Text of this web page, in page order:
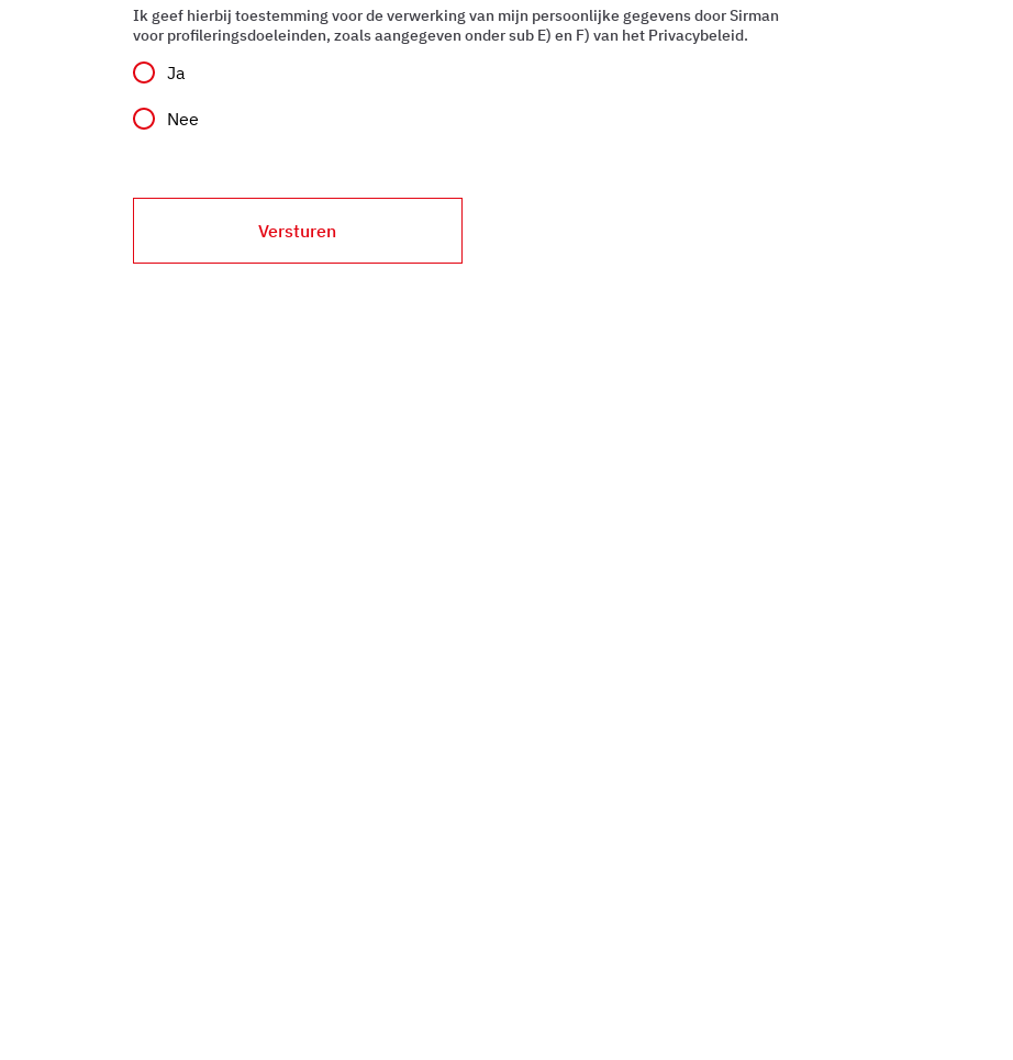
Ik geef hierbij toestemming voor de verwerking van mijn persoonlijke gegevens door Sirman
voor profileringsdoeleinden, zoals aangegeven onder sub E) en F) van het Privacybeleid.
Ja
Nee
Versturen